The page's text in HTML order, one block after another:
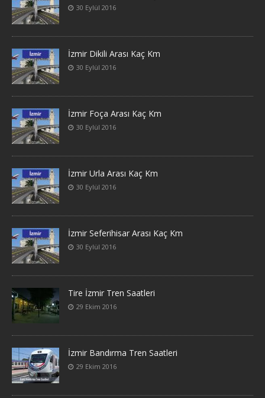
30 Eylül 2016
İzmir Dikili Arası Kaç Km
30 Eylül 2016
İzmir Foça Arası Kaç Km
30 Eylül 2016
İzmir Urla Arası Kaç Km
30 Eylül 2016
İzmir Seferihisar Arası Kaç Km
30 Eylül 2016
Tire İzmir Tren Saatleri
29 Ekim 2016
İzmir Bandırma Tren Saatleri
29 Ekim 2016